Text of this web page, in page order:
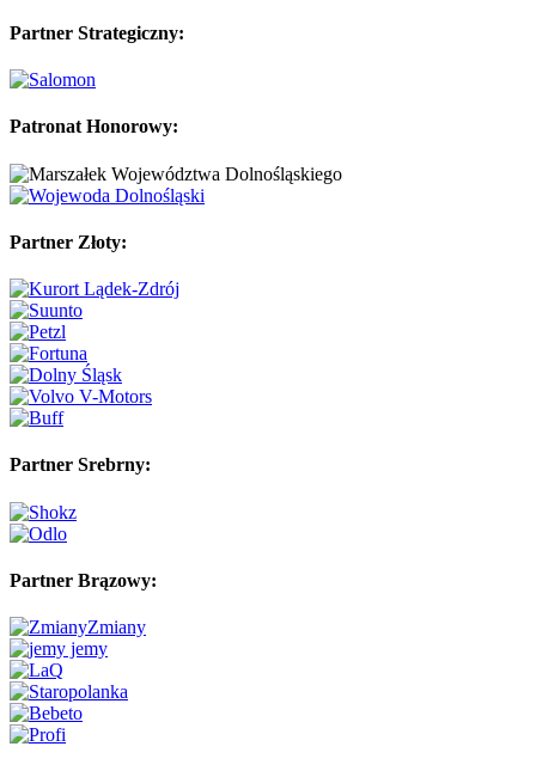
Partner Strategiczny:
Patronat Honorowy:
Partner Złoty:
Partner Srebrny:
Partner Brązowy: